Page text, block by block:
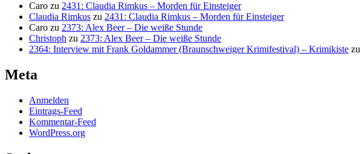
Caro zu 2431: Claudia Rimkus – Morden für Einsteiger
Claudia Rimkus zu 2431: Claudia Rimkus – Morden für Einsteiger
Caro zu 2373: Alex Beer – Die weiße Stunde
Christoph zu 2373: Alex Beer – Die weiße Stunde
2364: Interview mit Frank Goldammer (Braunschweiger Krimifestival) – Krimikiste zu
Meta
Anmelden
Eintrags-Feed
Kommentar-Feed
WordPress.org